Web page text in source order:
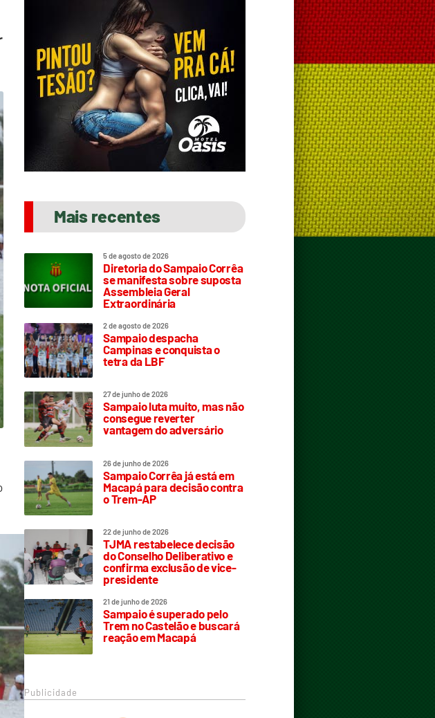
Mais recentes
5 de agosto de 2026
Diretoria do Sampaio Corrêa
se manifesta sobre suposta
Assembleia Geral
Extraordinária
2 de agosto de 2026
Sampaio despacha
Campinas e conquista o
tetra da LBF
27 de junho de 2026
Sampaio luta muito, mas não
consegue reverter
vantagem do adversário
26 de junho de 2026
Sampaio Corrêa já está em
Macapá para decisão contra
o Trem-AP
22 de junho de 2026
TJMA restabelece decisão
do Conselho Deliberativo e
confirma exclusão de vice-
presidente
21 de junho de 2026
Sampaio é superado pelo
Trem no Castelão e buscará
reação em Macapá
Publicidade